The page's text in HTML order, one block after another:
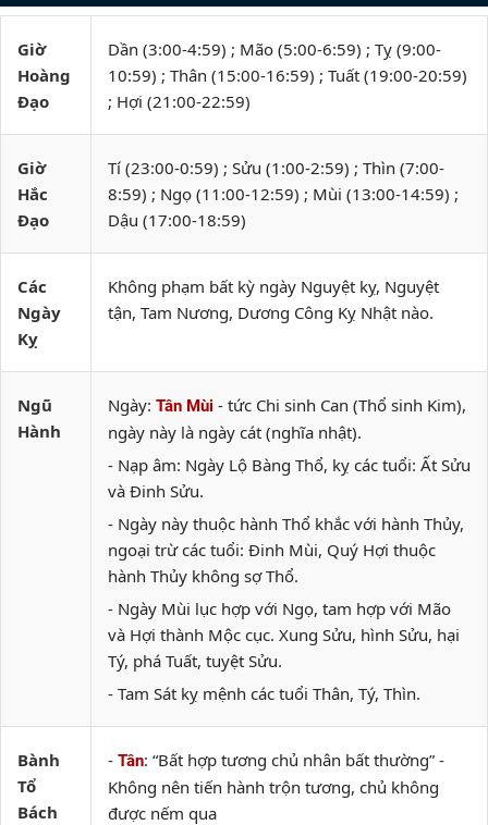
Giờ
Hoàng
Đạo
Dần (3:00-4:59) ; Mão (5:00-6:59) ; Tỵ (9:00-
10:59) ; Thân (15:00-16:59) ; Tuất (19:00-20:59)
; Hợi (21:00-22:59)
Giờ
Hắc
Đạo
Tí (23:00-0:59) ; Sửu (1:00-2:59) ; Thìn (7:00-
8:59) ; Ngọ (11:00-12:59) ; Mùi (13:00-14:59) ;
Dậu (17:00-18:59)
Các
Ngày
Kỵ
Không phạm bất kỳ ngày Nguyệt kỵ, Nguyệt
tận, Tam Nương, Dương Công Kỵ Nhật nào.
Ngũ
Hành
Ngày: Tân Mùi - tức Chi sinh Can (Thổ sinh Kim),
ngày này là ngày cát (nghĩa nhật).
- Nạp âm: Ngày Lộ Bàng Thổ, kỵ các tuổi: Ất Sửu
và Đinh Sửu.
- Ngày này thuộc hành Thổ khắc với hành Thủy,
ngoại trừ các tuổi: Đinh Mùi, Quý Hợi thuộc
hành Thủy không sợ Thổ.
- Ngày Mùi lục hợp với Ngọ, tam hợp với Mão
và Hợi thành Mộc cục. Xung Sửu, hình Sửu, hại
Tý, phá Tuất, tuyệt Sửu.
- Tam Sát kỵ mệnh các tuổi Thân, Tý, Thìn.
Bành
Tổ
Bách
- Tân: “Bất hợp tương chủ nhân bất thường” -
Không nên tiến hành trộn tương, chủ không
được nếm qua